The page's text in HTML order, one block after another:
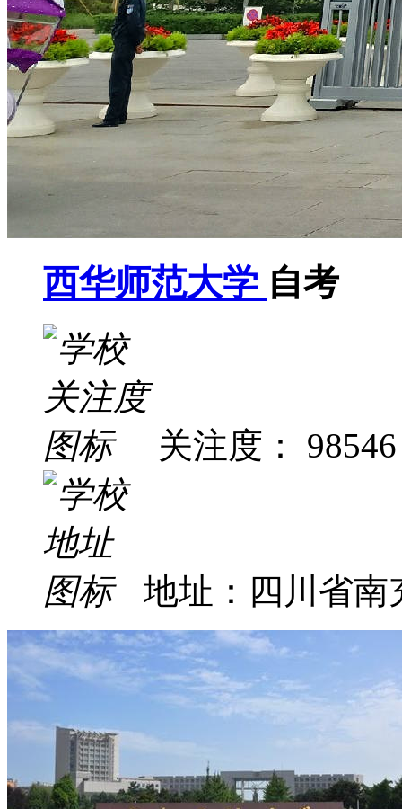
西华师范大学 自考
关注度： 98546
地址：四川省南